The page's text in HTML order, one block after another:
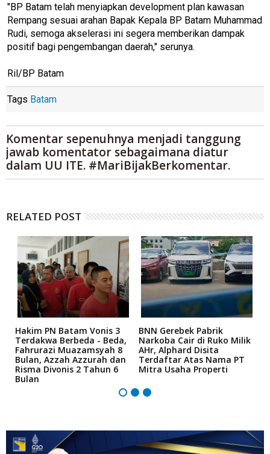
"BP Batam telah menyiapkan development plan kawasan
Rempang sesuai arahan Bapak Kepala BP Batam Muhammad
Rudi, semoga akselerasi ini segera memberikan dampak
positif bagi pengembangan daerah," serunya.
Ril/BP Batam
Tags Batam
Komentar sepenuhnya menjadi tanggung
jawab komentator sebagaimana diatur
dalam UU ITE. #MariBijakBerkomentar.
RELATED POST
Hakim PN Batam Vonis 3
Terdakwa Berbeda - Beda,
Fahrurazi Muazamsyah 8
Bulan, Azzah Azzurah dan
Risma Divonis 2 Tahun 6
Bulan
BNN Gerebek Pabrik
Narkoba Cair di Ruko Milik
AHr, Alphard Disita
Terdaftar Atas Nama PT
Mitra Usaha Properti